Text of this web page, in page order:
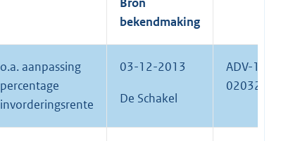
bekendmaking
o.a. aanpassing
percentage
invorderingsrente
03-12-2013
De Schakel
ADV-13-
02032